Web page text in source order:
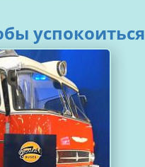
Нехитрые способы успокоиться